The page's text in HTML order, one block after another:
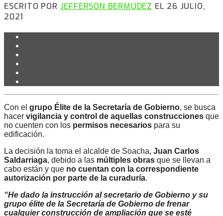
ESCRITO POR JEFFERSON BERMÚDEZ EL 26 JULIO,
2021
Con el grupo Élite de la Secretaría de Gobierno, se busca
hacer vigilancia y control de aquellas construcciones que
no cuenten con los permisos necesarios para su
edificación.
La decisión la toma el alcalde de Soacha, Juan Carlos
Saldarriaga, debido a las múltiples obras que se llevan a
cabo están y que no cuentan con la correspondiente
autorización por parte de la curaduría.
“He dado la instrucción al secretario de Gobierno y su
grupo élite de la Secretaría de Gobierno de frenar
cualquier construcción de ampliación que se esté